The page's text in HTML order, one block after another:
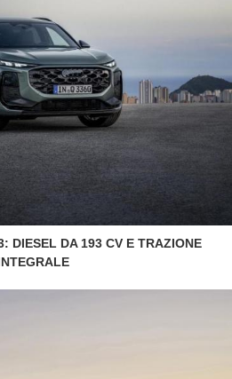
DIESEL DA 193 CV E TRAZIONE